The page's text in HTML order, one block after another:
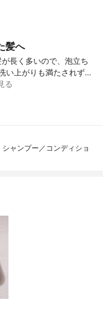
髪へ
長く多いので、泡立ち
い上がりも満たされず…
る
ャンプー／コンディショ